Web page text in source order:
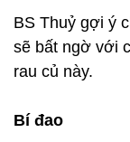
BS Thuỷ gợi ý
sẽ bất ngờ với
rau củ này.
Bí đao